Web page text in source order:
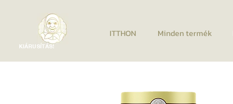
KIÁRUSÍTÁS!
ITTHON Minden termék